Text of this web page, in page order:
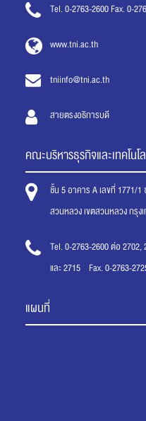
Tel. 0-2763-2600 Fax. 0-
www.tni.ac.th
tniinfo@tni.ac.th
สายตรงอธิการบดี
คณะบริหารธุรกิจและเทคโน
ชั้น 5 อาคาร A เลขที่
สวนหลวง เขตสวนหลวง กรุง
Tel. 0-2763-2600 ต่อ 2702,
และ 2715 Fax. 0-2763-
แผนที่